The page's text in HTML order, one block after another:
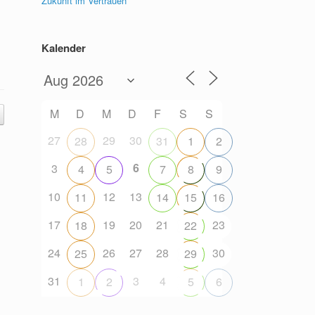
Office 365
Kalender
M D M D F S
S
27
28 29 30 31 1
2
3
4 5 6 7 8
9
10
11 12 13 14 15
16
17
18 19 20 21 22
23
24
25 26 27 28 29
30
31
1 2 3 4 5 6